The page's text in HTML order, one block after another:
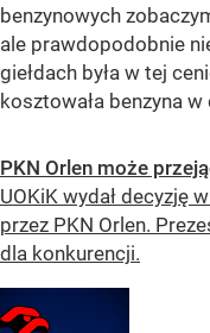
benzynowych
ale prawdopodobnie
giełdach była w tej
kosztowała benzyna w
PKN Orlen może
UOKiK wydał decyzję
przez PKN Orlen.
dla konkurencji.